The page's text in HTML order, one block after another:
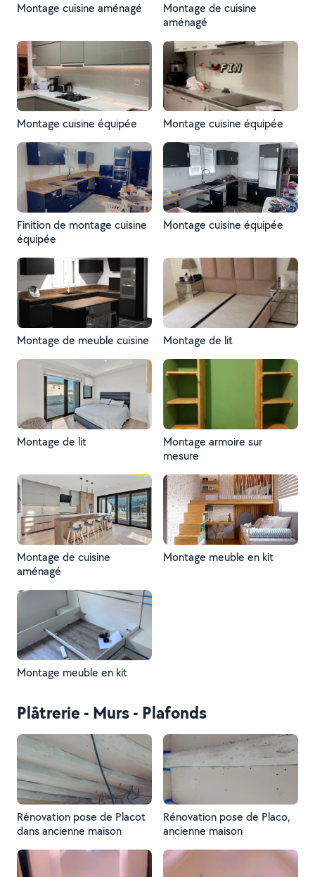
Montage cuisine aménagé
Montage de cuisine
aménagé
Montage cuisine équipée Montage cuisine équipée
Finition de montage cuisine
équipée
Montage cuisine équipée
Montage de meuble cuisine Montage de lit
Montage de lit
Montage armoire sur
mesure
Montage de cuisine
aménagé
Montage meuble en kit
Montage meuble en kit
Plâtrerie - Murs - Plafonds
Rénovation pose de Placot
dans ancienne maison
Rénovation pose de Placo,
ancienne maison